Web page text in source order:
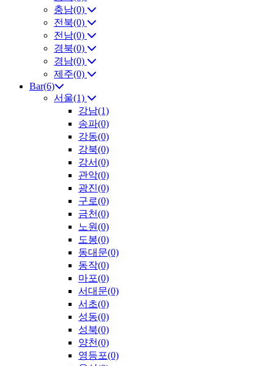
충남(0)
전북(0)
전남(0)
경북(0)
경남(0)
제주(0)
Bar(6)
서울(1)
강남(1)
송파(0)
강동(0)
강북(0)
강서(0)
관악(0)
광진(0)
구로(0)
금천(0)
노원(0)
도봉(0)
동대문(0)
동작(0)
마포(0)
서대문(0)
서초(0)
성동(0)
성북(0)
양천(0)
영등포(0)